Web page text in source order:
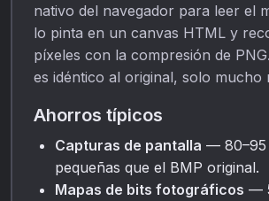
nativo del navegador para leer el
lo pinta en un canvas HTML y
píxeles con la compresión de
es idéntico al original, solo mucho
Ahorros típicos
Capturas de pantalla — 80–95
pequeñas que el BMP original.
Mapas de bits fotográficos —